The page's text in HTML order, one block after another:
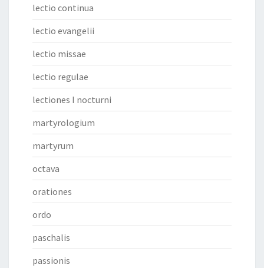
lectio continua
lectio evangelii
lectio missae
lectio regulae
lectiones I nocturni
martyrologium
martyrum
octava
orationes
ordo
paschalis
passionis